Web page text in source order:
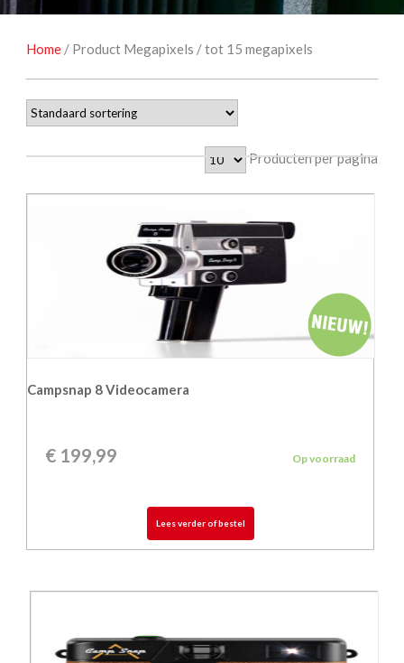
Home / Product Megapixels / tot 15 megapixels
Producten per pagina
Campsnap 8 Videocamera
€ 199,99 Op voorraad
Lees verder of bestel